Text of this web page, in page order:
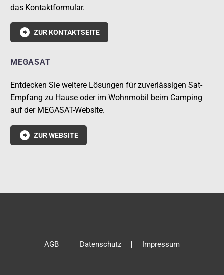
das Kontaktformular.
 ZUR KONTAKTSEITE
MEGASAT
Entdecken Sie weitere Lösungen für zuverlässigen Sat-
Empfang zu Hause oder im Wohnmobil beim Camping
auf der MEGASAT-Website.
 ZUR WEBSITE
AGB Datenschutz Impressum